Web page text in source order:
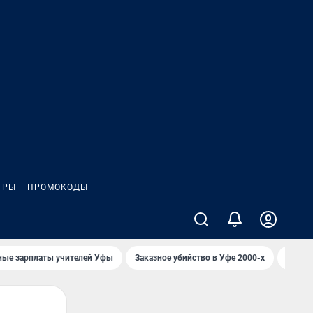
ПРОМОКОДЫ
зарплаты учителей Уфы Заказное убийство в Уфе 2000-х